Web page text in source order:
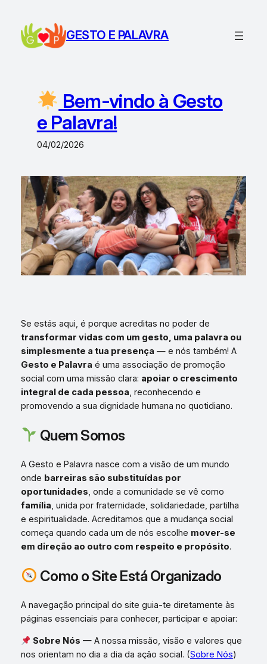
conteúdo
GESTO E PALAVRA
Bem-vindo à Gesto
e Palavra!
04/02/2026
Se estás aqui, é porque acreditas no poder de
transformar vidas com um gesto, uma palavra ou
simplesmente a tua presença — e nós também! A
Gesto e Palavra é uma associação de promoção
social com uma missão clara: apoiar o crescimento
integral de cada pessoa , reconhecendo e
promovendo a sua dignidade humana no quotidiano.
Quem Somos
A Gesto e Palavra nasce com a visão de um mundo
onde barreiras são substituídas por
oportunidades, onde a comunidade se vê como
família, unida por fraternidade, solidariedade, partilha
e espiritualidade. Acreditamos que a mudança social
começa quando cada um de nós escolhe mover-se
em direção ao outro com respeito e propósito.
Como o Site Está Organizado
A navegação principal do site guia-te diretamente às
páginas essenciais para conhecer, participar e apoiar:
Sobre Nós — A nossa missão, visão e valores que
nos orientam no dia a dia da ação social. (Sobre Nós)